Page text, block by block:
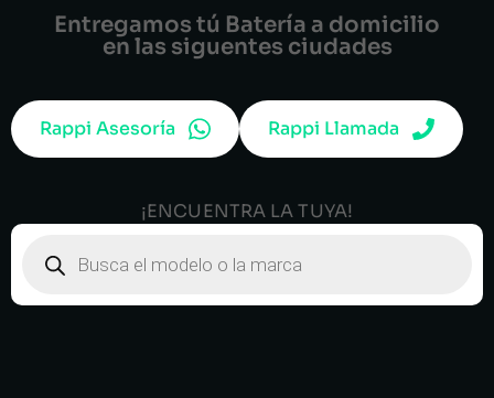
Entregamos tú Batería a domicilio
en las siguentes ciudades
Rappi Asesoría Rappi Llamada
¡ENCUENTRA LA TUYA!